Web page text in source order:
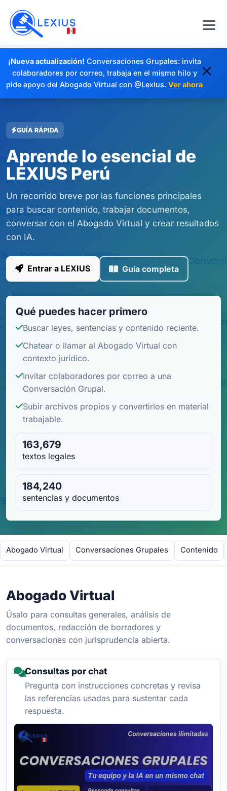
¡Nueva actualización! Conversaciones Grupales: invita
colaboradores por correo, trabaja en el mismo hilo y
pide apoyo del Abogado Virtual con @Lexius. Ver ahora
GUÍA RÁPIDA
Aprende lo esencial de
LEXIUS Perú
Un recorrido breve por las funciones principales
para buscar contenido, trabajar documentos,
conversar con el Abogado Virtual y crear resultados
con IA.
Entrar a LEXIUS Guía completa
Qué puedes hacer primero
Buscar leyes, sentencias y contenido reciente.
Chatear o llamar al Abogado Virtual con
contexto jurídico.
Invitar colaboradores por correo a una
Conversación Grupal.
Subir archivos propios y convertirlos en material
trabajable.
163,679
textos legales
184,240
sentencias y documentos
Abogado Virtual Conversaciones Grupales Contenido
Abogado Virtual
Úsalo para consultas generales, análisis de
documentos, redacción de borradores y
conversaciones con jurisprudencia abierta.
Consultas por chat
Pregunta con instrucciones concretas y revisa
las referencias usadas para sustentar cada
respuesta.